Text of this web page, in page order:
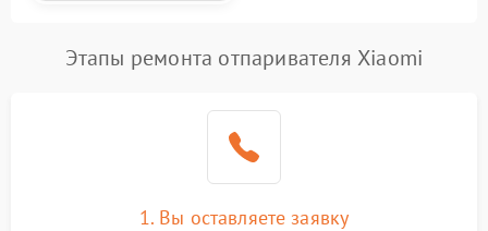
Этапы ремонта отпаривателя Xiaomi
1. Вы оставляете заявку